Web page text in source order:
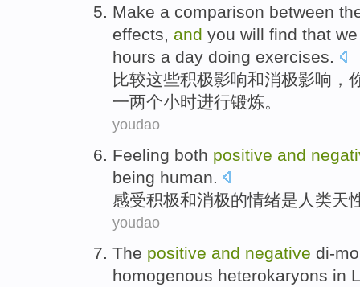
Make a comparison between
effects, and you will find that we
hours a day doing exercises.
比较这些积极影响和消极影响 ，
一两个小时进行锻炼。
youdao
Feeling both positive and
being human.
感受积极和消极的情绪是 人类天
youdao
The positive and negative di-
homogenous heterokaryons in